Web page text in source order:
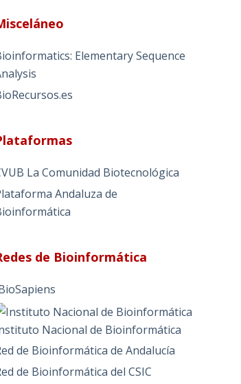
Elementary Sequence
La Comunidad Biotecnológica
Andaluza de
de Bioinformática
Nacional de Bioinformática
de Bioinformática de Andalucía
de Bioinformática del CSIC